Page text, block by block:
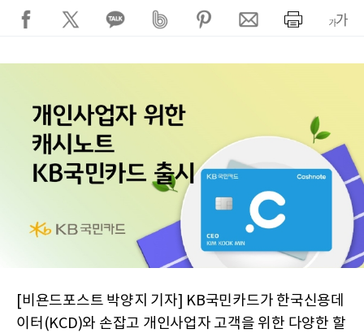
[비욘드포스트 박양지 기자] KB국민카드가 한국신용데
이터(KCD)와 손잡고 개인사업자 고객을 위한 다양한 할